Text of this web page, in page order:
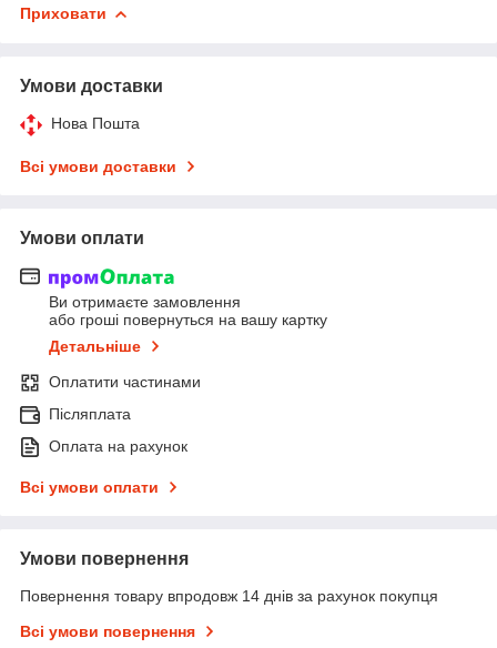
Приховати
Умови доставки
Нова Пошта
Всі умови доставки
Умови оплати
Ви отримаєте замовлення
або гроші повернуться на вашу картку
Детальніше
Оплатити частинами
Післяплата
Оплата на рахунок
Всі умови оплати
Умови повернення
Повернення товару впродовж 14 днів за рахунок покупця
Всі умови повернення